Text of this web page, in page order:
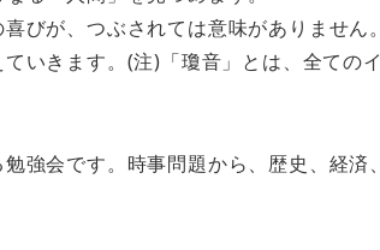
びが、つぶされては意味がありません。
いきます。(注)「瓊音」とは、全てのイ
強会です。時事問題から、歴史、経済、